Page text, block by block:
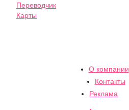
Переводчик
Карты
О компании
Контакты
Реклама